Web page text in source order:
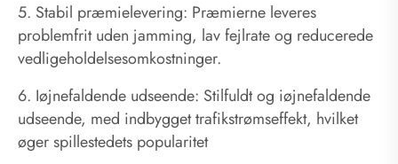
5. Stabil præmielevering: Præmierne leveres
problemfrit uden jamming, lav fejlrate og reducerede
vedligeholdelsesomkostninger.
6. Iøjnefaldende udseende: Stilfuldt og iøjnefaldende
udseende, med indbygget trafikstrømseffekt, hvilket
øger spillestedets popularitet